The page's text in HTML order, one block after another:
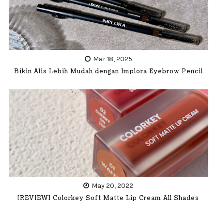
Mar 18, 2025
Bikin Alis Lebih Mudah dengan Implora Eyebrow Pencil
May 20, 2022
[REVIEW] Colorkey Soft Matte Lip Cream All Shades